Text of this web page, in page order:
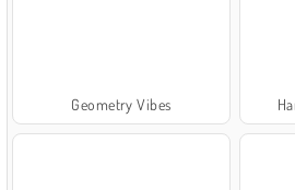
Geometry Vibes